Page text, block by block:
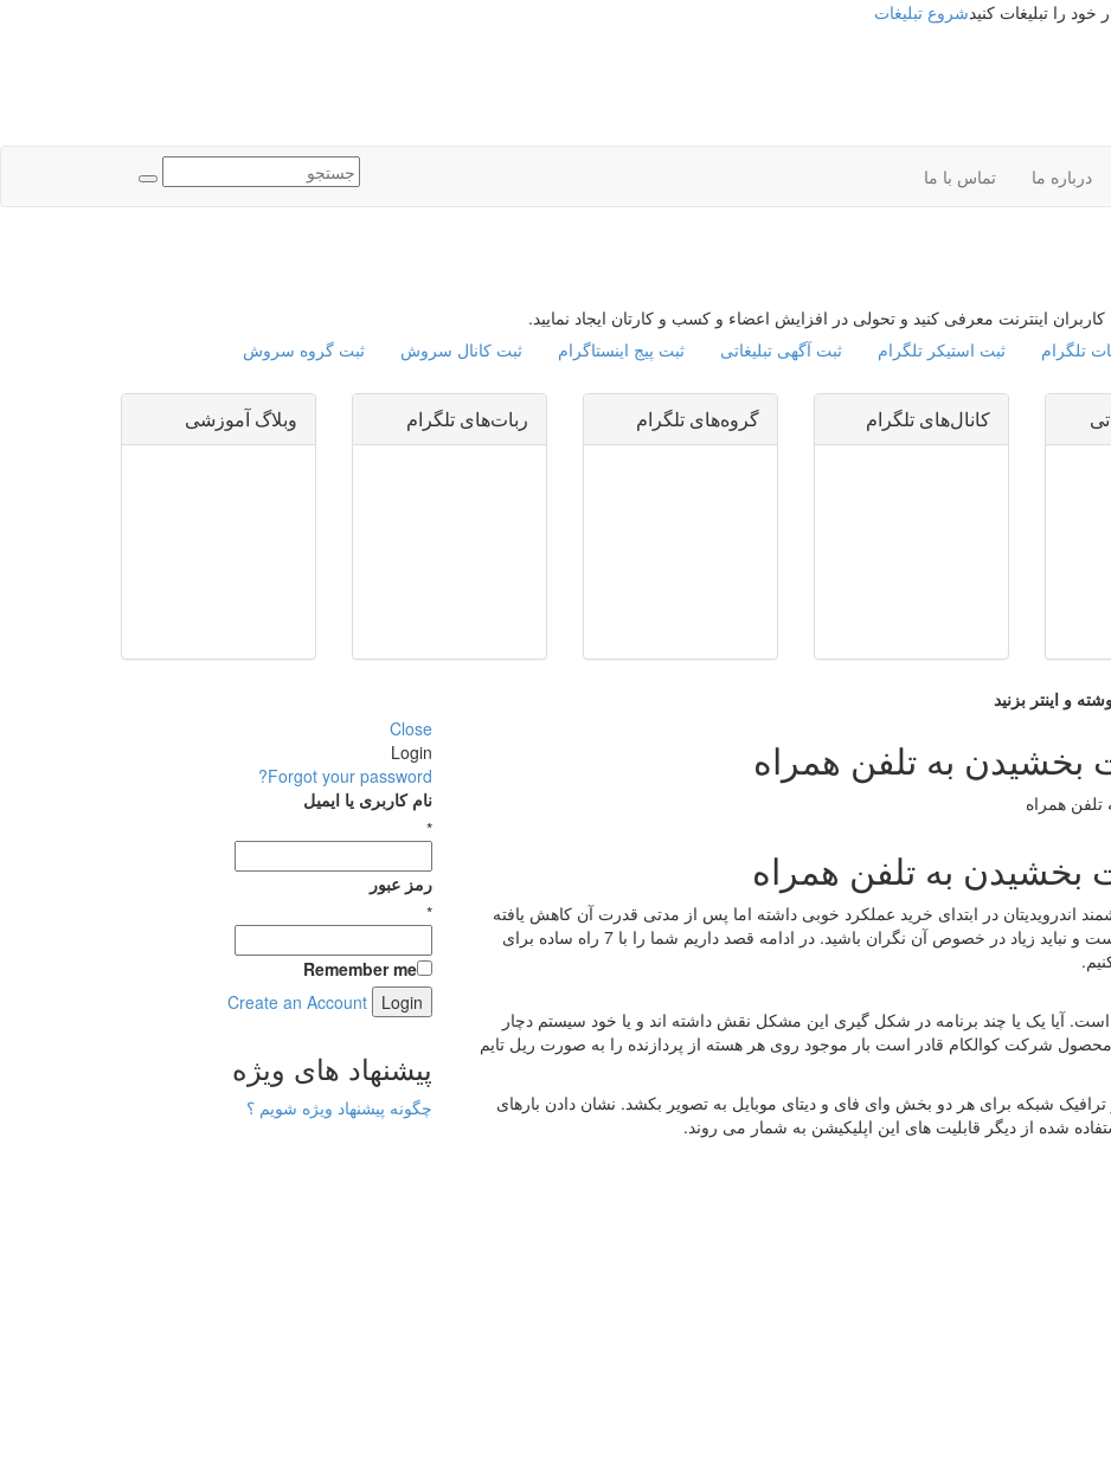
شروع تبلیغات
درباره ما تماس با ما
اینترنت معرفی کنید و تحولی در افزایش اعضاء و کسب و کارتان ایجاد نمایید.
تلگرام ثبت استیکر تلگرام ثبت آگهی تبلیغاتی ثبت پیج اینستاگرام ثبت کانال سروش
ثبت گروه سروش
کانال‌های تلگرام گروه‌های تلگرام ربات‌های تلگرام وبلاگ آموزشی
و اینتر بزنید
اندرویدیتان در ابتدای خرید عملکرد خوبی داشته اما پس از مدتی قدرت آن کاهش یافته
است. این یک مشکل رایج در دستگاه های اندرویدی است و نباید زیاد در خصوص آن نگران باشید. در ادامه قصد داریم شما را با 7 راه ساده برای
آیا یک یا چند برنامه در شکل گیری این مشکل نقش داشته اند و یا خود سیستم دچار
بروز چنین مشکلی شده است؟ ابزار Trepn Profiler محصول شرکت کوالکام قادر است بار موجود روی هر هسته از پردازنده را به صورت ریل تایم
شبکه برای هر دو بخش وای فای و دیتای موبایل به تصویر بکشد. نشان دادن بارهای
شده از دیگر قابلیت های این اپلیکیشن به شمار می روند.
Close
Login
Forgot your password?
نام کاربری یا ایمیل
*
رمز عبور
*
Remember me
Create an Account
پیشنهاد های ویژه
چگونه پیشنهاد ویژه شویم ؟